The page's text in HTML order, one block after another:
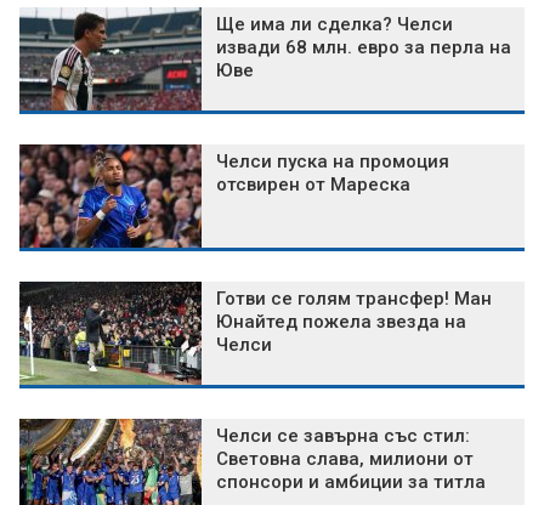
Ще има ли сделка? Челси
извади 68 млн. евро за перла на
Юве
Челси пуска на промоция
отсвирен от Мареска
Готви се голям трансфер! Ман
Юнайтед пожела звезда на
Челси
Челси се завърна със стил:
Световна слава, милиони от
спонсори и амбиции за титла